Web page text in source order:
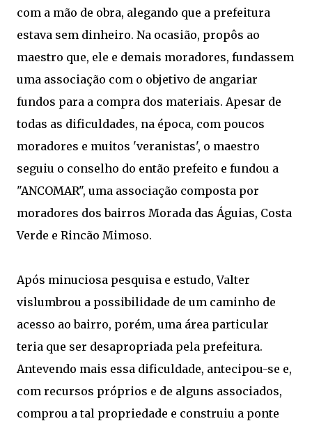
com a mão de obra, alegando que a prefeitura
estava sem dinheiro. Na ocasião, propôs ao
maestro que, ele e demais moradores, fundassem
uma associação com o objetivo de angariar
fundos para a compra dos materiais. Apesar de
todas as dificuldades, na época, com poucos
moradores e muitos 'veranistas', o maestro
seguiu o conselho do então prefeito e fundou a
"ANCOMAR", uma associação composta por
moradores dos bairros Morada das Águias, Costa
Verde e Rincão Mimoso.
Após minuciosa pesquisa e estudo, Valter
vislumbrou a possibilidade de um caminho de
acesso ao bairro, porém, uma área particular
teria que ser desapropriada pela prefeitura.
Antevendo mais essa dificuldade, antecipou-se e,
com recursos próprios e de alguns associados,
comprou a tal propriedade e construiu a ponte